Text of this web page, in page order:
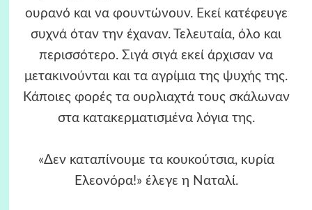
ουρανό και να φουντώνουν. Εκεί κατέφευγε
συχνά όταν την έχαναν. Τελευταία, όλο και
περισσότερο. Σιγά σιγά εκεί άρχισαν να
μετακινούνται και τα αγρίμια της ψυχής της.
Κάποιες φορές τα ουρλιαχτά τους σκάλωναν
στα κατακερματισμένα λόγια της.
«Δεν καταπίνουμε τα κουκούτσια, κυρία
Ελεονόρα!» έλεγε η Ναταλί.